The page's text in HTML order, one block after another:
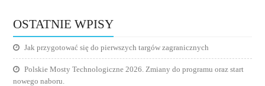
OSTATNIE WPISY
Jak przygotować się do pierwszych targów zagranicznych
Polskie Mosty Technologiczne 2026. Zmiany do programu oraz start
nowego naboru.